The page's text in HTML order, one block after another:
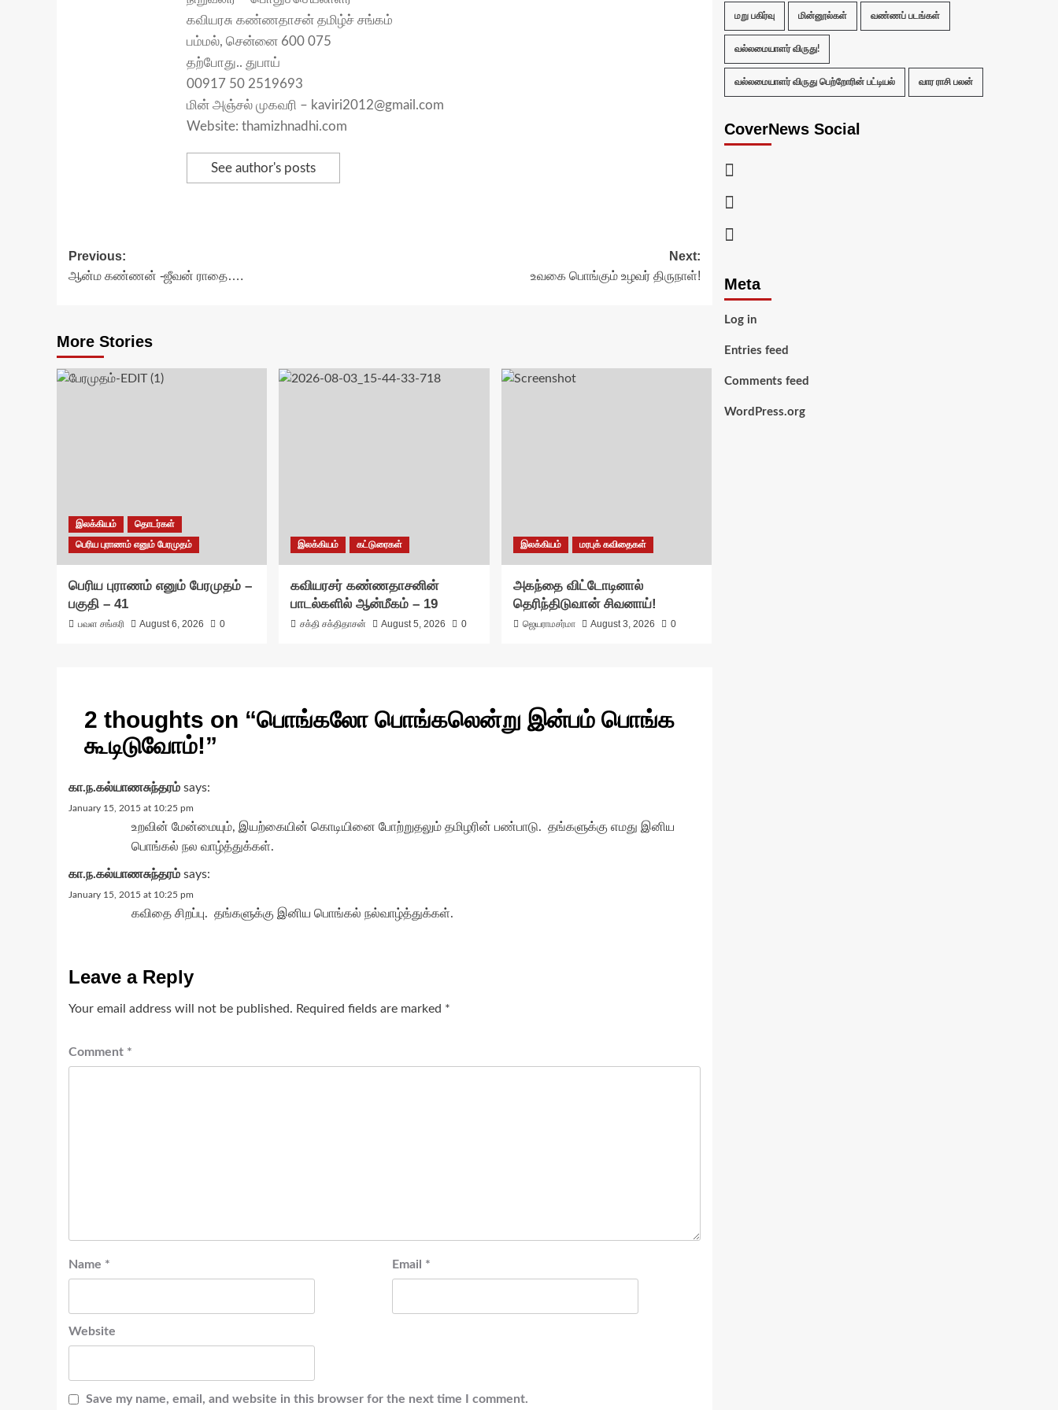
கவியரசு கண்ணதாசன் தமிழ்ச் சங்கம்
பம்மல், சென்னை 600 075
தற்போது.. துபாய்
00917 50 2519693
மின் அஞ்சல் முகவரி – kaviri2012@gmail.com
Website: thamizhnadhi.com
See author's posts
Post
navigation
Previous:
ஆன்ம கண்ணன் -ஜீவன் ராதை….
Next:
உவகை பொங்கும் உழவர் திருநாள்!
More Stories
இலக்கியம்
தொடர்கள்
பெரிய புராணம் எனும் பேரமுதம்
பெரிய புராணம் எனும் பேரமுதம் –
பகுதி – 41
பவள சங்கரி August 6, 2026 0
இலக்கியம் கட்டுரைகள்
கவியரசர் கண்ணதாசனின்
பாடல்களில் ஆன்மீகம் – 19
சக்தி சக்திதாசன் August 5, 2026 0
இலக்கியம் மரபுக் கவிதைகள்
அகந்தை விட்டோடினால்
தெரிந்திடுவான் சிவனாய்!
ஜெயராமசர்மா August 3, 2026 0
2 thoughts on “பொங்கலோ பொங்கலென்று இன்பம் பொங்க
கூடிடுவோம்!”
கா.ந.கல்யாணசுந்தரம் says:
January 15, 2015 at 10:25 pm
உறவின் மேன்மையும், இயற்கையின் கொடியினை போற்றுதலும் தமிழரின் பண்பாடு. தங்களுக்கு எமது இனிய
பொங்கல் நல வாழ்த்துக்கள்.
கா.ந.கல்யாணசுந்தரம் says:
January 15, 2015 at 10:25 pm
கவிதை சிறப்பு. தங்களுக்கு இனிய பொங்கல் நல்வாழ்த்துக்கள்.
Leave a Reply
Your email address will not be published. Required fields are marked *
Comment *
Name * Email *
Website
Save my name, email, and website in this browser for the next time I comment.
மறு பகிர்வு மின்னூல்கள் வண்ணப் படங்கள்
வல்லமையாளர் விருது!
வல்லமையாளர் விருது பெற்றோரின் பட்டியல் வார ராசி பலன்
CoverNews Social
Meta
Log in
Entries feed
Comments feed
WordPress.org